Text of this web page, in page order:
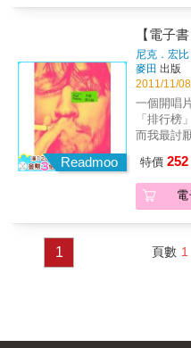
翻開封面
梢。」──
「《以你
具的書，
寫作其戲
巧妙地立
凡尼的房
愛德蒙．
Own
的日日夜
告訴我們
說，然而
的每一個
信號
你的名字
逐的眼神， 艾里歐常想，如果沒有那些
如果兩人
為現在的自己？ 是如何突如其
緊縛兩人的身與心
星期，在他
推薦：這部作品是
要深深感
喜、赤裸
將在你內
人勝過人
去某樣近
翻開封面
梢。」
戀情：排
這是他的
名怪咖員
勃勃地排
是最佳的
五名葬禮
影……。在
人生，就
目的記錄
著每段戀
樂，只會
歲的日子
三十多年
期的「不
砸，…..
Readmoo
【電子
尼克．宏比
麥田 出版
2011/11/
一個開唱
「排行榜
而我最討
名。在倫
佛萊明開
居之後，
戀情：排
這是他的
影……。在
特價 252
1 頁數 1